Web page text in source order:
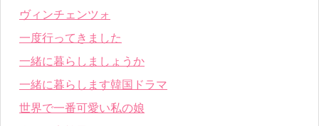
ヴィンチェンツォ
一度行ってきました
一緒に暮らしましょうか
一緒に暮らします韓国ドラマ
世界で一番可愛い私の娘